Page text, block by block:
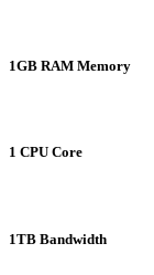
1GB RAM Memory
1 CPU Core
1TB Bandwidth